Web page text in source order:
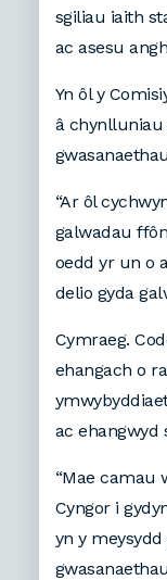
sgiliau iaith
ac asesu
Yn ôl y
â chynlluniau
“Ar ôl
galwadau
oedd yr un o
delio gyda
Cymraeg.
ehangach o
ac ehangwyd
“Mae camau
Cyngor i
yn y